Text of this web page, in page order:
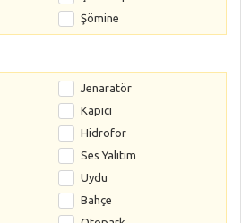
Şömine
Jenaratör
Kapıcı
Hidrofor
Ses Yalıtım
Uydu
Bahçe